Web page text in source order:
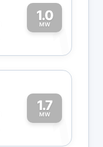
1.0
MW1
1.7
MW1